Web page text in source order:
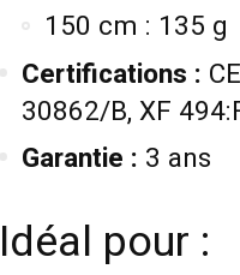
150 cm : 135 g
Certifications :
30862/B, XF
Garantie : 3 ans
Idéal pour :